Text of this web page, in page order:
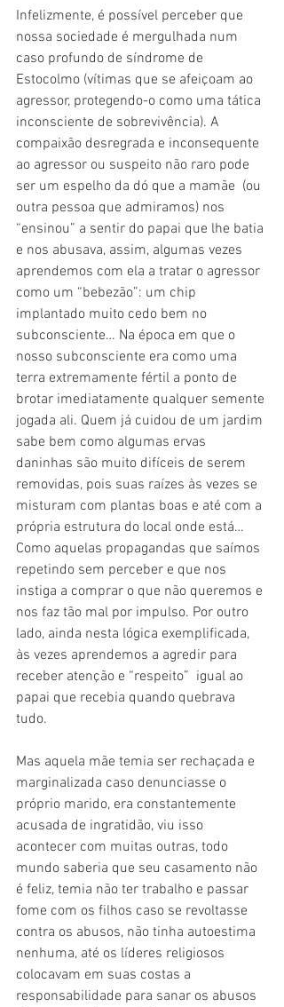
Infelizmente, é possível perceber que
nossa sociedade é mergulhada num
caso profundo de síndrome de
Estocolmo (vítimas que se afeiçoam ao
agressor, protegendo-o como uma tática
inconsciente de sobrevivência). A
compaixão desregrada e inconsequente
ao agressor ou suspeito não raro pode
ser um espelho da dó que a mamãe  (ou
outra pessoa que admiramos) nos
“ensinou” a sentir do papai que lhe batia
e nos abusava, assim, algumas vezes
aprendemos com ela a tratar o agressor
como um “bebezão”: um chip
implantado muito cedo bem no
subconsciente… Na época em que o
nosso subconsciente era como uma
terra extremamente fértil a ponto de
brotar imediatamente qualquer semente
jogada ali. Quem já cuidou de um jardim
sabe bem como algumas ervas
daninhas são muito difíceis de serem
removidas, pois suas raízes às vezes se
misturam com plantas boas e até com a
própria estrutura do local onde está…
Como aquelas propagandas que saímos
repetindo sem perceber e que nos
instiga a comprar o que não queremos e
nos faz tão mal por impulso. Por outro
lado, ainda nesta lógica exemplificada,
às vezes aprendemos a agredir para
receber atenção e “respeito”  igual ao
papai que recebia quando quebrava
tudo.
Mas aquela mãe temia ser rechaçada e
marginalizada caso denunciasse o
próprio marido, era constantemente
acusada de ingratidão, viu isso
acontecer com muitas outras, todo
mundo saberia que seu casamento não
é feliz, temia não ter trabalho e passar
fome com os filhos caso se revoltasse
contra os abusos, não tinha autoestima
nenhuma, até os líderes religiosos
colocavam em suas costas a
responsabilidade para sanar os abusos